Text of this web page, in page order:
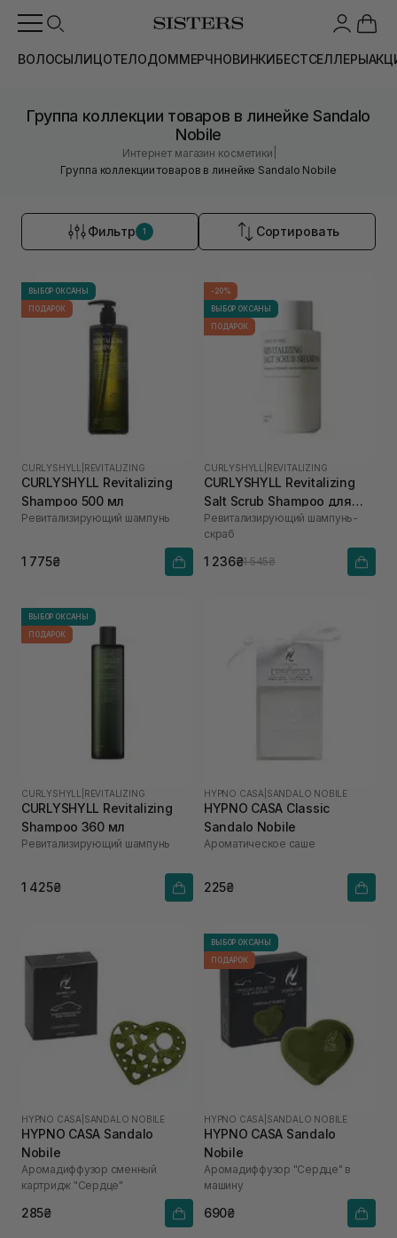
ВОЛОСЫЛИЦОТЕЛОДОММЕРЧНОВИНКИБЕСТСЕЛЛЕРЫ
Группа коллекции товаров в линейке Sandalo
Nobile
Интернет магазин косметики
Группа коллекции товаров в линейке Sandalo Nobile
Фильтр 1 Сортировать
ВЫБОР ОКСАНЫ
ПОДАРОК
CURLYSHYLL REVITALIZING
CURLYSHYLL Revitalizing
Shampoo 500 мл
Ревитализирующий шампунь
1 775₴
-20%
ВЫБОР ОКСАНЫ
ПОДАРОК
CURLYSHYLL REVITALIZING
CURLYSHYLL Revitalizing
Salt Scrub Shampoo для
ослабленной кожи головы
и тонких волос 300 мл
Ревитализирующий шампунь-
скраб
1 236₴1 545₴
ВЫБОР ОКСАНЫ
ПОДАРОК
CURLYSHYLL REVITALIZING
CURLYSHYLL Revitalizing
Shampoo 360 мл
Ревитализирующий шампунь
1 425₴
HYPNO CASA SANDALO NOBILE
HYPNO CASA Classic
Sandalo Nobile
Ароматическое саше
225₴
HYPNO CASA SANDALO NOBILE
HYPNO CASA Sandalo
Nobile
Аромадиффузор сменный
картридж "Сердце"
285₴
ВЫБОР ОКСАНЫ
ПОДАРОК
HYPNO CASA SANDALO NOBILE
HYPNO CASA Sandalo
Nobile
Аромадиффузор "Сердце" в
машину
690₴